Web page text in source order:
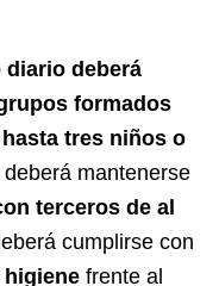
diario deberá
formados
tres niños o
mantenerse
terceros de al
cumplirse con
higiene frente al